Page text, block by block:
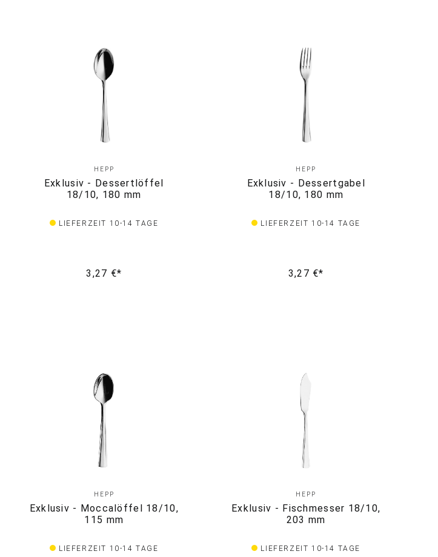
HEPP
Exklusiv - Dessertlöffel
18/10, 180 mm
LIEFERZEIT 10-14 TAGE
3,27 €*
HEPP
Exklusiv - Dessertgabel
18/10, 180 mm
LIEFERZEIT 10-14 TAGE
3,27 €*
HEPP
Exklusiv - Moccalöffel 18/10,
115 mm
LIEFERZEIT 10-14 TAGE
HEPP
Exklusiv - Fischmesser 18/10,
203 mm
LIEFERZEIT 10-14 TAGE